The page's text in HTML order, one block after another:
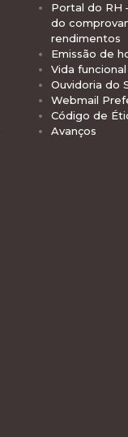
Portal do RH
do
rendimentos
Emissão de
Vida funcional
Ouvidoria do
Webmail
Código de
Avanços